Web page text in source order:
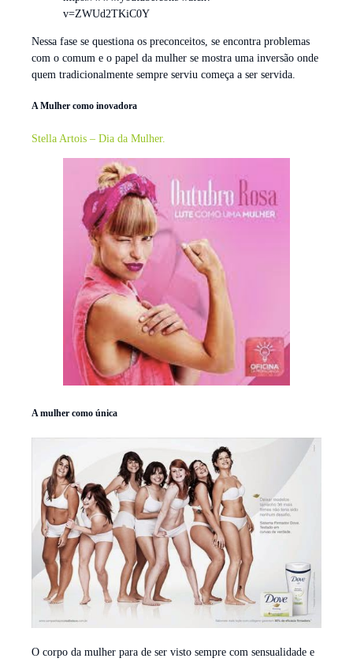
v=ZWUd2TKiC0Y
Nessa fase se questiona os preconceitos, se encontra problemas
com o comum e o papel da mulher se mostra uma inversão onde
quem tradicionalmente sempre serviu começa a ser servida.
A Mulher como inovadora
Stella Artois – Dia da Mulher.
A mulher como única
O corpo da mulher para de ser visto sempre com sensualidade e